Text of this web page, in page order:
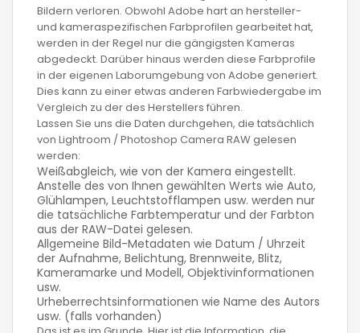
Bildern verloren. Obwohl Adobe hart an hersteller-
und kameraspezifischen Farbprofilen gearbeitet hat,
werden in der Regel nur die gängigsten Kameras
abgedeckt. Darüber hinaus werden diese Farbprofile
in der eigenen Laborumgebung von Adobe generiert.
Dies kann zu einer etwas anderen Farbwiedergabe im
Vergleich zu der des Herstellers führen.
Lassen Sie uns die Daten durchgehen, die tatsächlich
von Lightroom / Photoshop Camera RAW gelesen
werden:
Weißabgleich, wie von der Kamera eingestellt.
Anstelle des von Ihnen gewählten Werts wie Auto,
Glühlampen, Leuchtstofflampen usw. werden nur
die tatsächliche Farbtemperatur und der Farbton
aus der RAW-Datei gelesen.
Allgemeine Bild-Metadaten wie Datum / Uhrzeit
der Aufnahme, Belichtung, Brennweite, Blitz,
Kameramarke und Modell, Objektivinformationen
usw.
Urheberrechtsinformationen wie Name des Autors
usw. (falls vorhanden)